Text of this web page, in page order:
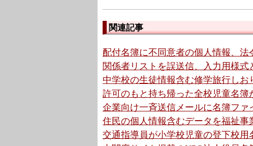
関連記事
配付名簿に不同意者の個人情報、法
関係者リストを誤送信、入力用様
中学校の生徒情報含む修学旅行しお
許可のもと持ち帰った全校児童名
企業向け一斉送信メールに名簿ファ
住民の個人情報含むデータを福祉事
交通指導員が小学校児童の登下校用